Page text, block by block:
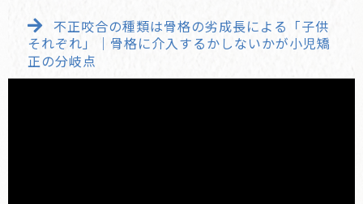
不正咬合の種類は骨格の劣成長による「子供
それぞれ」｜骨格に介入するかしないかが小児矯
正の分岐点